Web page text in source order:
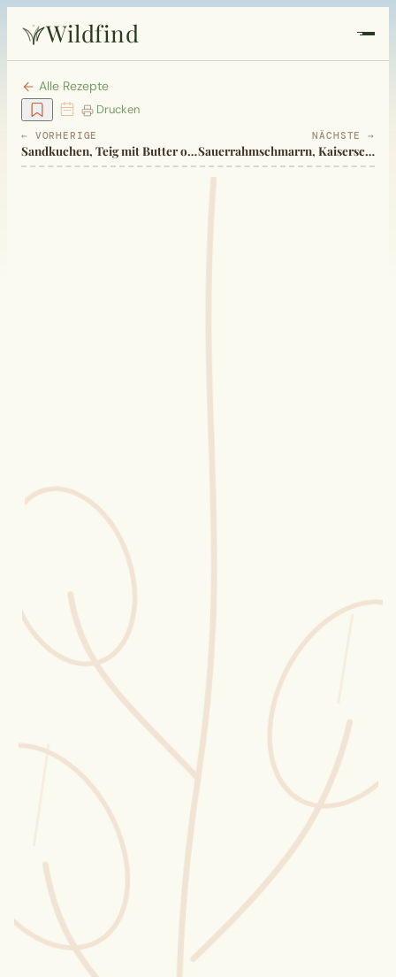
Wildfind
Startseite
Pflanzen
Blüten-Finder
Phänologie-Radar
Vogelstimmen
Gartenplaner
Düngeberater
Challenges
Wusstest du?
Sammlungen
Selber machen
Glossar
Alle Rezepte
Drucken
← VORHERIGE
Sandkuchen, Teig mit Butter oder Öl
NÄCHSTE →
Sauerrahmschmarrn, Kaiserschmarrn